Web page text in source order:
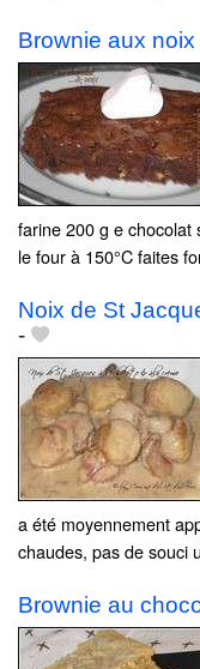
Brownie aux noix
farine 200 g e chocolat
le four à 150°C faites
Noix de St
-
a été moyennement
chaudes, pas de souci
Brownie au